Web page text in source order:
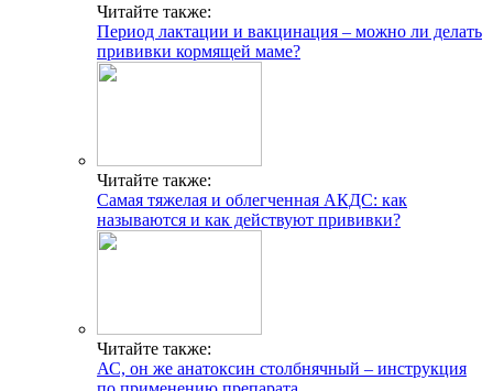
Читайте также:
Период лактации и вакцинация – можно ли делать
прививки кормящей маме?
Читайте также:
Самая тяжелая и облегченная АКДС: как
называются и как действуют прививки?
Читайте также:
АС, он же анатоксин столбнячный – инструкция